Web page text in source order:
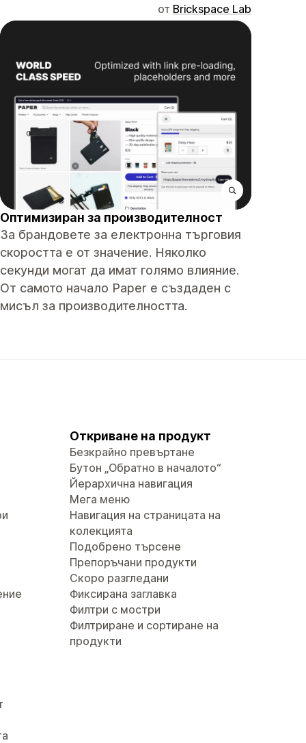
от Brickspace Lab
Оптимизиран за производителност
За брандовете за електронна търговия
скоростта е от значение. Няколко
секунди могат да имат голямо влияние.
От самото начало Paper е създаден с
мисъл за производителността.
Откриване на продукт
Безкрайно превъртане
Бутон „Обратно в началото“
Йерархична навигация
Мега меню
Навигация на страницата на
колекцията
Подобрено търсене
Препоръчани продукти
Скоро разгледани
Фиксирана заглавка
Филтри с мостри
Филтриране и сортиране на
продукти